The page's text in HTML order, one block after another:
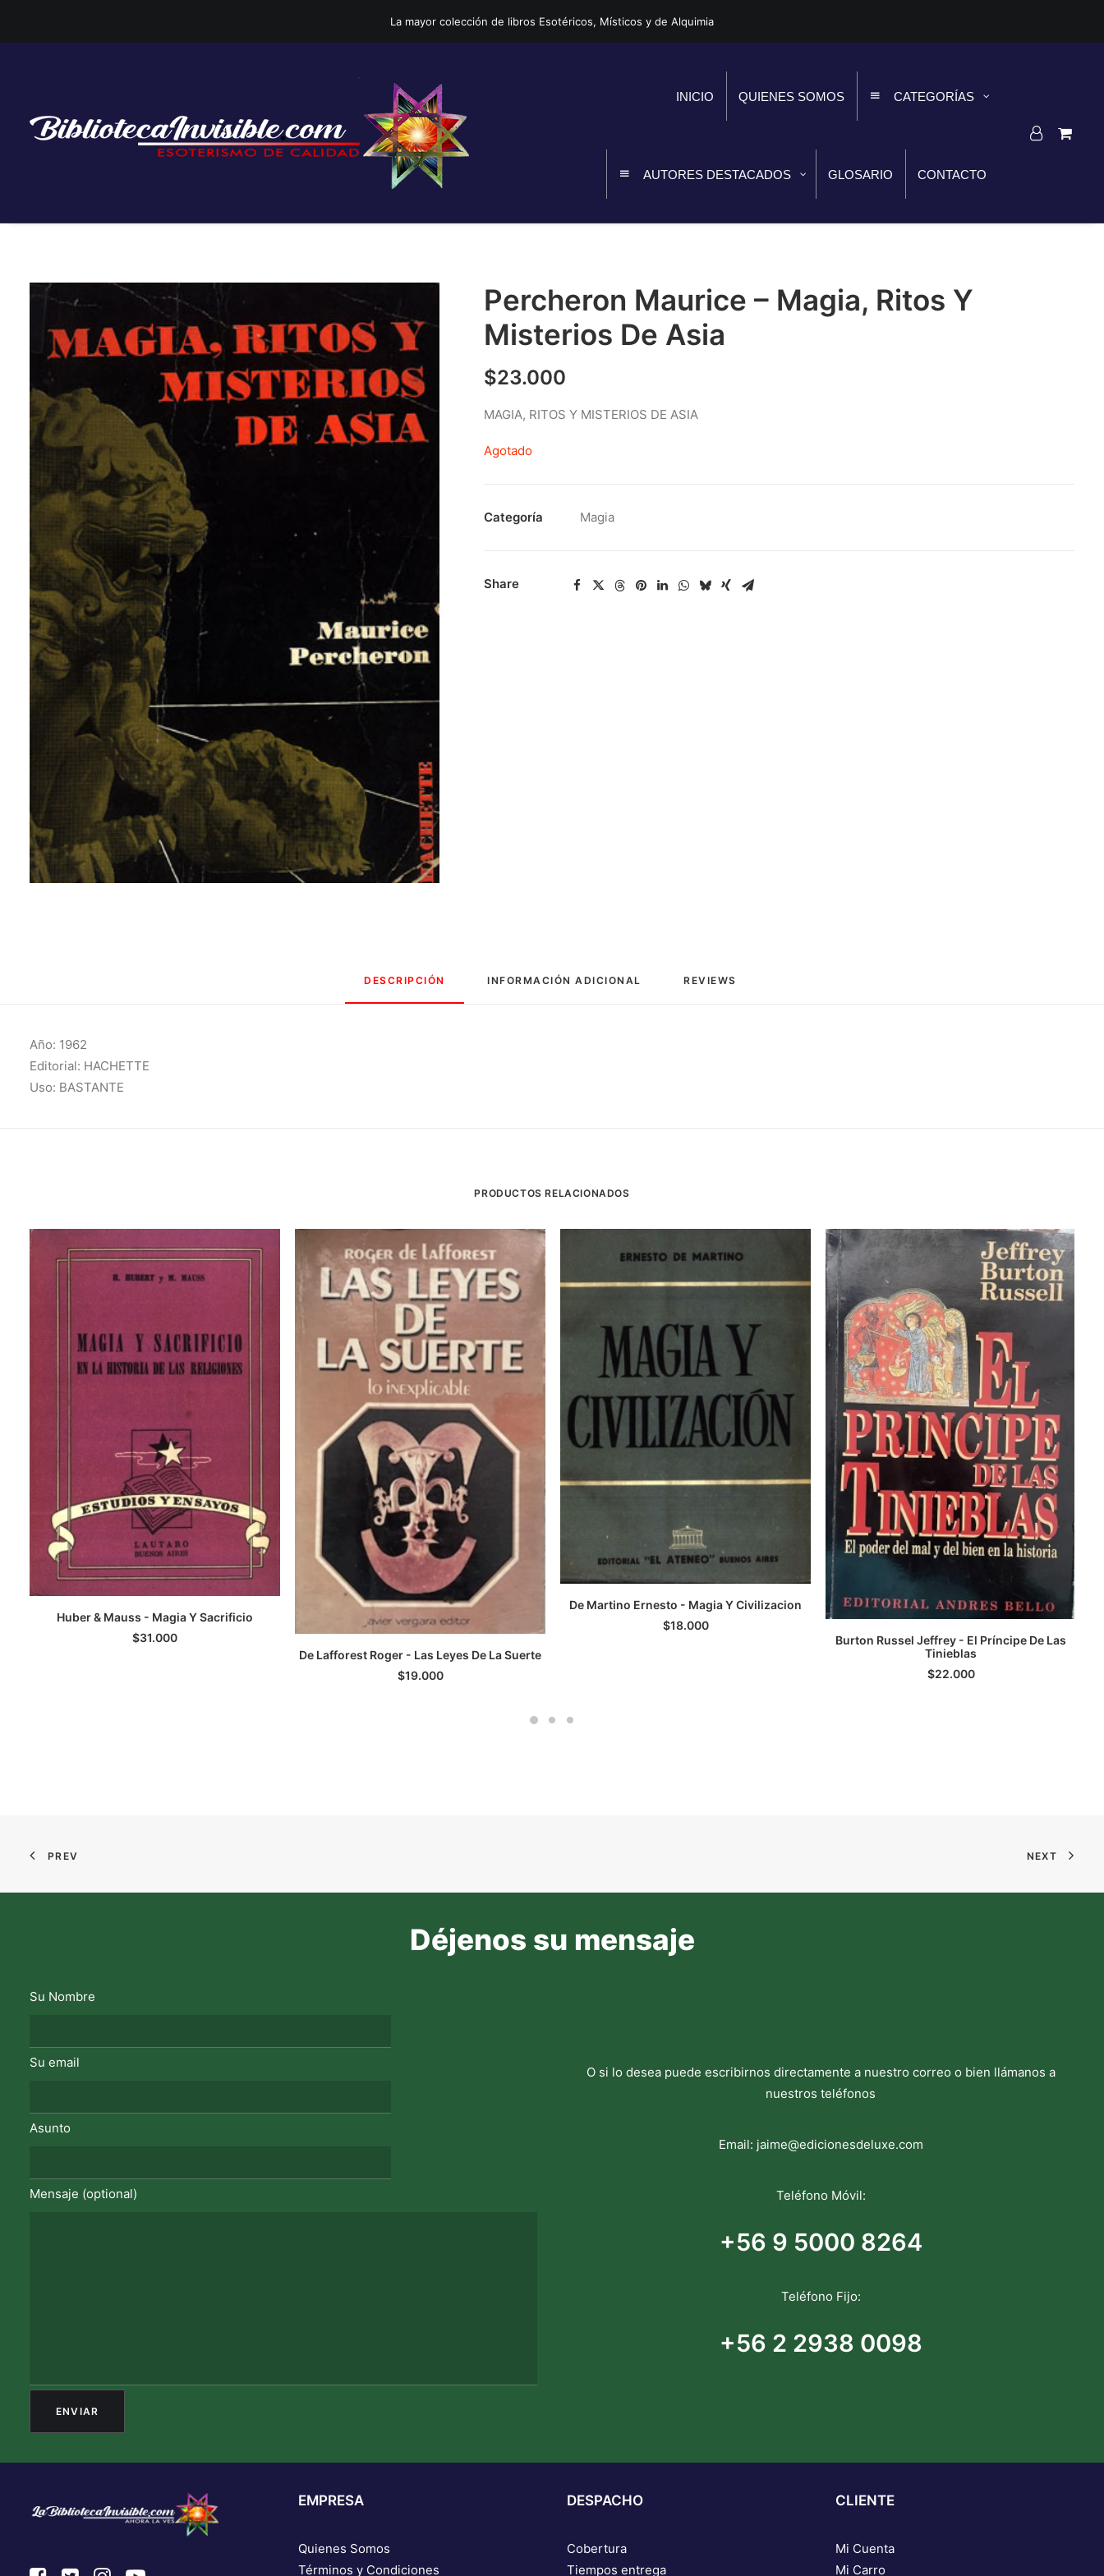
La mayor colección de libros Esotéricos, Místicos y de Alquimia
INICIO QUIENES SOMOS CATEGORÍAS
AUTORES DESTACADOS GLOSARIO CONTACTO
Percheron Maurice – Magia, Ritos Y
Misterios De Asia
$23.000
MAGIA, RITOS Y MISTERIOS DE ASIA
Agotado
Categoría Magia
Share
DESCRIPCIÓN INFORMACIÓN ADICIONAL REVIEWS
Año: 1962
Editorial: HACHETTE
Uso: BASTANTE
PRODUCTOS RELACIONADOS
LEER MÁS
Huber & Mauss - Magia Y Sacrificio
$31.000
AGREGAR AL CARRITO
De Lafforest Roger - Las Leyes De La Suerte
$19.000
De Martino Ernesto - Magia Y Civilizacion
$18.000
LEER MÁS
Burton Russel Jeffrey - El Príncipe De Las
Tinieblas
$22.000
PREV NEXT
Déjenos su mensaje
Su Nombre
Su email
Asunto
Mensaje (optional)
O si lo desea puede escribirnos directamente a nuestro correo o bien llámanos a
nuestros teléfonos
Email: jaime@edicionesdeluxe.com
Teléfono Móvil:
+56 9 5000 8264
Teléfono Fijo:
+56 2 2938 0098
EMPRESA
Quienes Somos
Términos y Condiciones
DESPACHO
Cobertura
Tiempos entrega
CLIENTE
Mi Cuenta
Mi Carro